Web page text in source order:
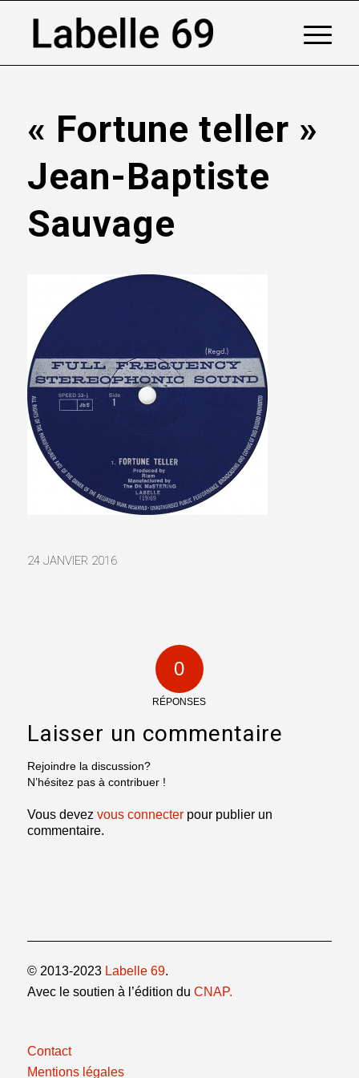
« Fortune teller »
Jean-Baptiste
Sauvage
24 JANVIER 2016
0
RÉPONSES
Laisser un commentaire
Rejoindre la discussion?
N’hésitez pas à contribuer !
Vous devez vous connecterpour publier un
commentaire.
© 2013-2023 Labelle 69.
Avec le soutien à l’édition du CNAP.
Contact
Mentions légales